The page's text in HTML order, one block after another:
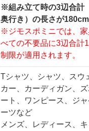
※組み立て時の3辺合計
奥行き）の長さが
※ジモスポミニでは、
べての不要品に3辺合計
制限が適用されます。
Tシャツ、シャツ、スウ
カー、カーディガン、
ート、ワンピース、ジ
ーツなど
メンズ、レディース、